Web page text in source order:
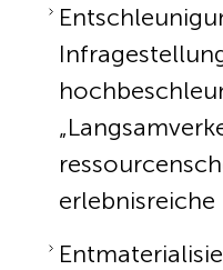
erlebnisreiche